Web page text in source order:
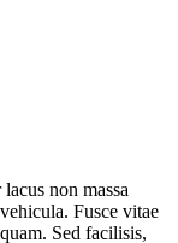
non massa
Fusce vitae
Sed facilisis,